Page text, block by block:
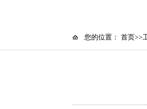
您的位置： 首页>>